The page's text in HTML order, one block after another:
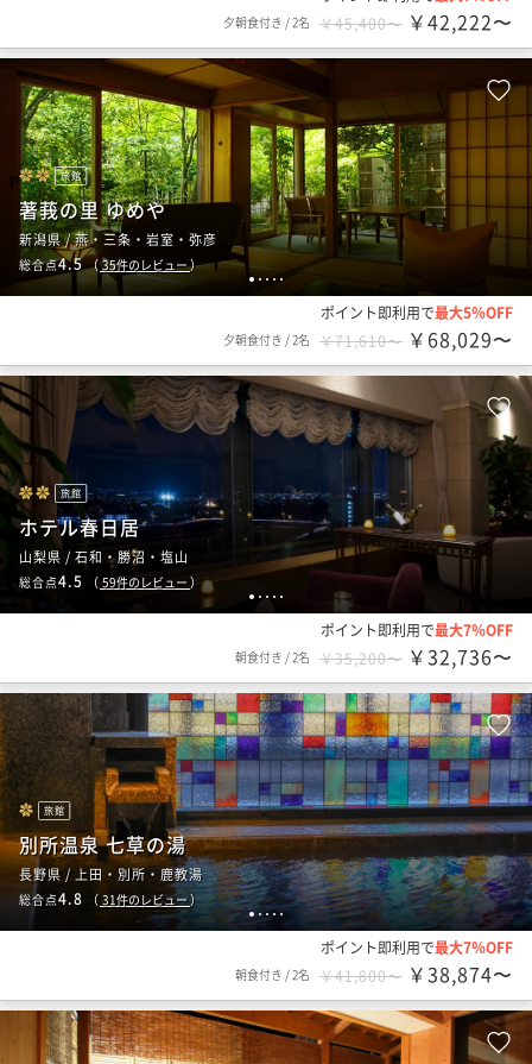
夕朝食付き /2名 ￥45,400〜 ￥42,222〜
1 2 345
旅館
著莪の里 ゆめや
新潟県 / 燕・三条・岩室・弥彦
総合点4.5（ 35件のレビュー）
ポイント即利用で最大5％OFF
夕朝食付き /2名 ￥71,610〜 ￥68,029〜
1 2 3 4 5
旅館
ホテル春日居
山梨県 / 石和・勝沼・塩山
総合点4.5 （ 59件のレビュー ）
ポイント即利用で最大7％OFF
朝食付き /2名 ￥35,200〜 ￥32,736〜
12345
旅館
別所温泉 七草の湯
長野県 / 上田・別所・鹿教湯
総合点4.8 （ 31件のレビュー）
ポイント即利用で最大7％OFF
朝食付き /2名 ￥41,800〜 ￥38,874〜